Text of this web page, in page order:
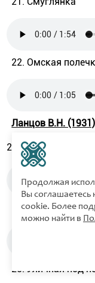
22. Омская
Ланцов В.Н. (1931)
23. Плясовая
24. Нареченьку
25. Уличная под
Продолжая
Вы соглашаетесь
cookie. Более
можно найти в